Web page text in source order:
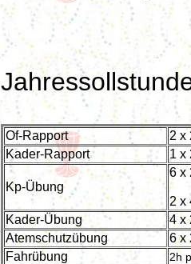
Of-Rapport
2 x
Kader-Rapport
1 x
Kp-Übung
6 x
2 x
Kader-Übung
4 x
Atemschutzübung
6 x
Fahrübung
2h